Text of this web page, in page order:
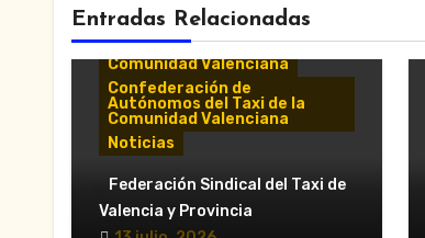
Entradas Relacionadas
Comunicados y notas de
prensa
Comunidad Valenciana
Confederación de
Autónomos del Taxi de la
Comunidad Valenciana
Noticias
«El taxi de Alicante
muestra su desánimo tras
una reunión “infructuosa”
Federación Sindical del Taxi de
Valencia y Provincia